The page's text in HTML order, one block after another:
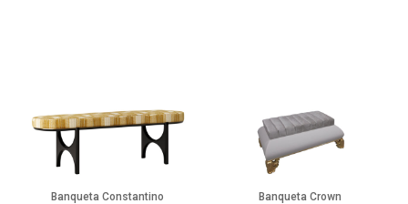
Banqueta Constantino Banqueta Crown